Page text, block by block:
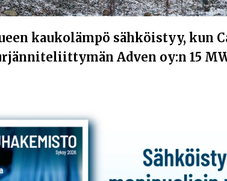
kaukolämpö sähköistyy, kun
Adven oy:n 15